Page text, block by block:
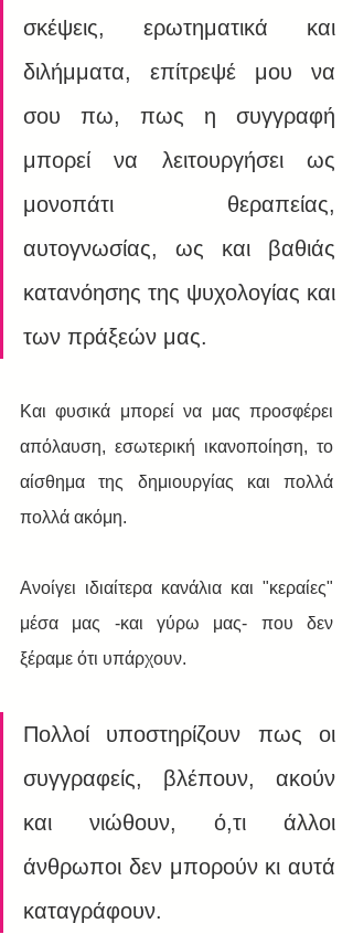
σκέψεις, ερωτηματικά και
διλήμματα, επίτρεψέ μου να
σου πω, πως η συγγραφή
μπορεί να λειτουργήσει ως
μονοπάτι θεραπείας,
αυτογνωσίας, ως και βαθιάς
κατανόησης της ψυχολογίας και
των πράξεών μας.
Και φυσικά μπορεί να μας προσφέρει
απόλαυση, εσωτερική ικανοποίηση, το
αίσθημα της δημιουργίας και πολλά
πολλά ακόμη.
Ανοίγει ιδιαίτερα κανάλια και "κεραίες"
μέσα μας -και γύρω μας- που δεν
ξέραμε ότι υπάρχουν.
Πολλοί υποστηρίζουν πως οι
συγγραφείς, βλέπουν, ακούν
και νιώθουν, ό,τι άλλοι
άνθρωποι δεν μπορούν κι αυτά
καταγράφουν.